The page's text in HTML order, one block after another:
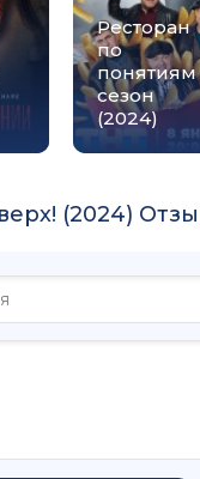
Ресторан
по
понятиям
сезон
(2024)
(2024)